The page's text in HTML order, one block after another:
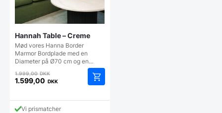
Hannah Table – Creme
Mød vores Hanna Border
Marmor Bordplade med en
Diameter på Ø70 cm og en…
1.999,00DKKDen
oprindelige
var:
1.999,00 DKK.
1.599,00 DKK
aktuelle
prisVi prismatcher